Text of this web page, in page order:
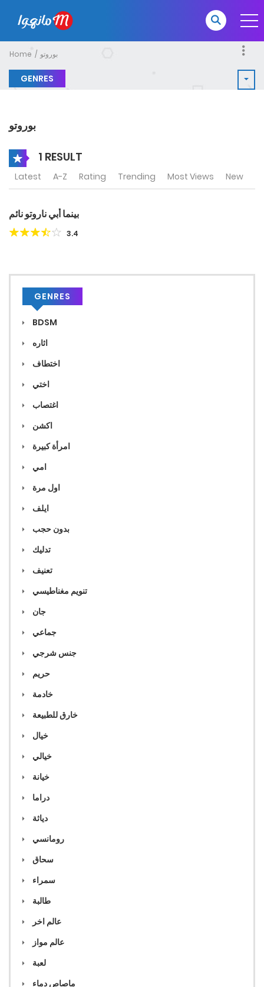
Home بوروتو
GENRES
بوروتو
1 RESULT
Latest A-Z Rating Trending Most Views New
بينما أبي ناروتو نائم
3.4
GENRES
BDSM
اثاره
اختطاف
اختي
اغتصاب
اكشن
امرأة كبيرة
امي
اول مرة
ايلف
بدون حجب
تدليك
تعنيف
تنويم مغناطيسي
جان
جماعي
جنس شرجي
حريم
خادمة
خارق للطبيعة
خيال
خيالي
خيانة
دراما
دياثة
رومانسي
سحاق
سمراء
طالبة
عالم اخر
عالم مواز
لعبة
ماصاص دماء